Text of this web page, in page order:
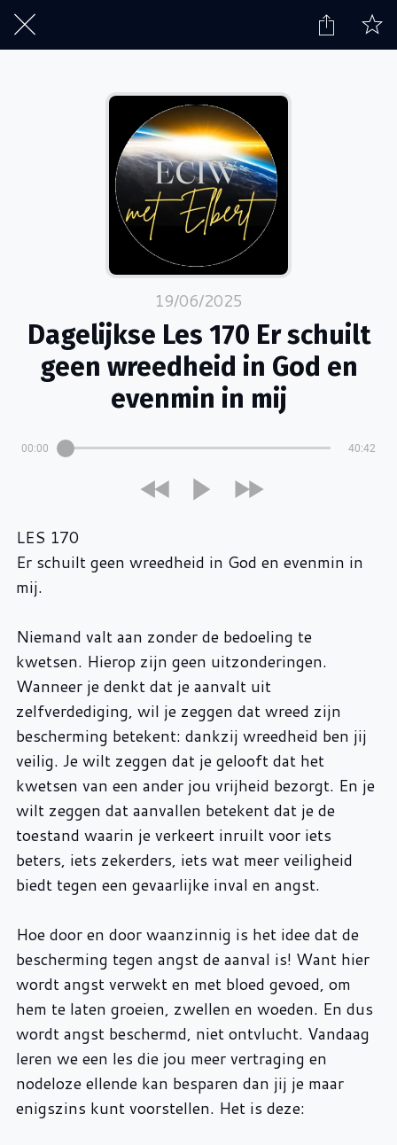
19/06/2025
Dagelijkse Les 170 Er schuilt
geen wreedheid in God en
evenmin in mij
00:00 40:42
LES 170
Er schuilt geen wreedheid in God en evenmin in
mij.
Niemand valt aan zonder de bedoeling te
kwetsen. Hierop zijn geen uitzonderingen.
Wanneer je denkt dat je aanvalt uit
zelfverdediging, wil je zeggen dat wreed zijn
bescherming betekent: dankzij wreedheid ben jij
veilig. Je wilt zeggen dat je gelooft dat het
kwetsen van een ander jou vrijheid bezorgt. En je
wilt zeggen dat aanvallen betekent dat je de
toestand waarin je verkeert inruilt voor iets
beters, iets zekerders, iets wat meer veiligheid
biedt tegen een gevaarlijke inval en angst.
Hoe door en door waanzinnig is het idee dat de
bescherming tegen angst de aanval is! Want hier
wordt angst verwekt en met bloed gevoed, om
hem te laten groeien, zwellen en woeden. En dus
wordt angst beschermd, niet ontvlucht. Vandaag
leren we een les die jou meer vertraging en
nodeloze ellende kan besparen dan jij je maar
enigszins kunt voorstellen. Het is deze: